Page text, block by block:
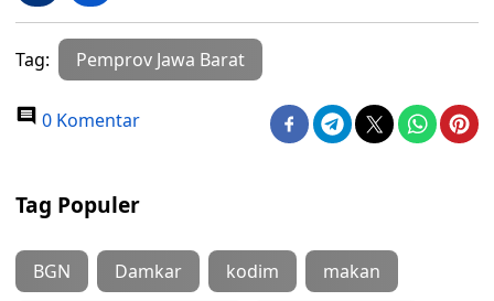
Tag: Pemprov Jawa Barat
0 Komentar
Tag Populer
BGN Damkar kodim makan